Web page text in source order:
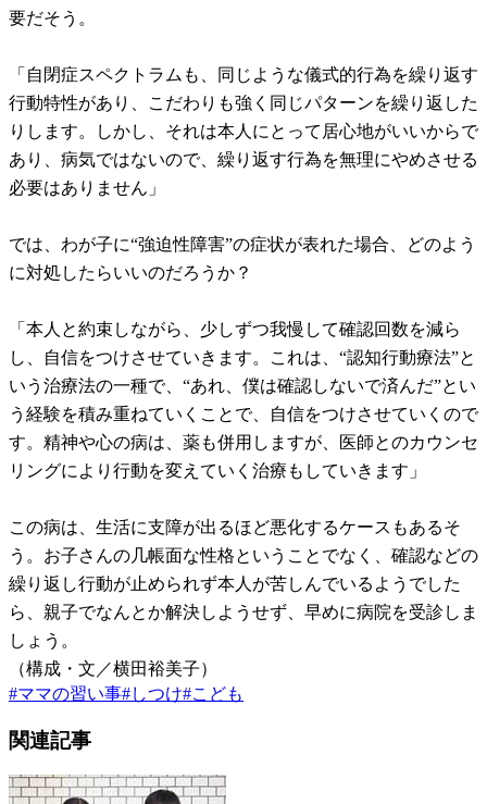
要だそう。
「自閉症スペクトラムも、同じような儀式的行為を繰り返す
行動特性があり、こだわりも強く同じパターンを繰り返した
りします。しかし、それは本人にとって居心地がいいからで
あり、病気ではないので、繰り返す行為を無理にやめさせる
必要はありません」
では、わが子に“強迫性障害”の症状が表れた場合、どのよう
に対処したらいいのだろうか？
「本人と約束しながら、少しずつ我慢して確認回数を減ら
し、自信をつけさせていきます。これは、“認知行動療法”と
いう治療法の一種で、“あれ、僕は確認しないで済んだ”とい
う経験を積み重ねていくことで、自信をつけさせていくので
す。精神や心の病は、薬も併用しますが、医師とのカウンセ
リングにより行動を変えていく治療もしていきます」
この病は、生活に支障が出るほど悪化するケースもあるそ
う。お子さんの几帳面な性格ということでなく、確認などの
繰り返し行動が止められず本人が苦しんでいるようでした
ら、親子でなんとか解決しようせず、早めに病院を受診しま
しょう。
（構成・文／横田裕美子）
#ママの習い事#しつけ#こども
関連記事